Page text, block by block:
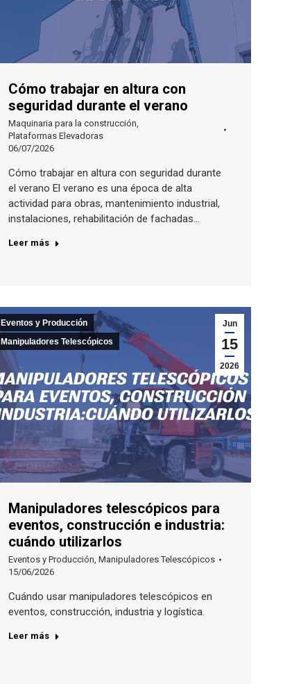
Cómo trabajar en altura con
seguridad durante el verano
Maquinaria para la construcción
Plataformas Elevadoras
06/07/2026
Cómo trabajar en altura con seguridad durante
el verano El verano es una época de alta
actividad para obras, mantenimiento industrial,
instalaciones, rehabilitación de fachadas…
Leer más
Jun
15
2026
Eventos y Producción
Manipuladores Telescópicos
Manipuladores telescópicos para
eventos, construcción e industria:
cuándo utilizarlos
Eventos y Producción Manipuladores Telescópicos
15/06/2026
Cuándo usar manipuladores telescópicos en
eventos, construcción, industria y logística.
Leer más